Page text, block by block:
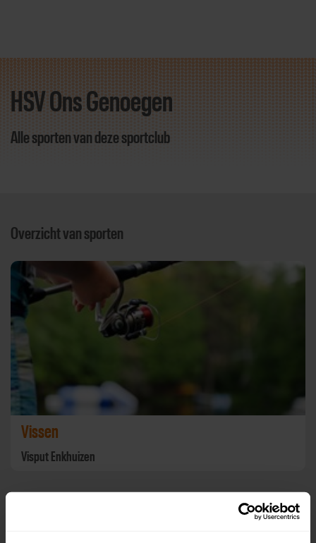
Direct door naar content
HSV Ons Genoegen
Alle sporten van deze sportclub
Overzicht van sporten
Vissen
Visput Enkhuizen